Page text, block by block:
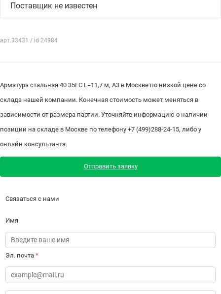
Поставщик не известен
арт.33431 / id 24984
Арматура стальная 40 35ГС L=11,7 м, А3 в Москве по низкой цене со
склада нашей компании. Конечная стоимость может меняться в
зависимости от размера партии. Уточняйте информацию о наличии
позиции на складе в Москве по телефону +7 (499)288-24-15, либо у
онлайн консультанта.
Отправить заявку
Связаться с нами
Имя
Эл. почта *